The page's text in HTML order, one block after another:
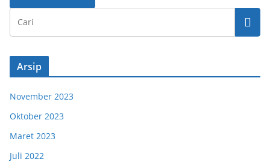
Arsip
November 2023
Oktober 2023
Maret 2023
Juli 2022